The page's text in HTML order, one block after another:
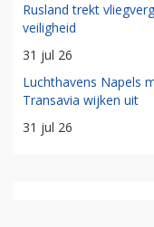
Rusland trekt
veiligheid
31 jul 26
Luchthavens Napels
Transavia wijken uit
31 jul 26